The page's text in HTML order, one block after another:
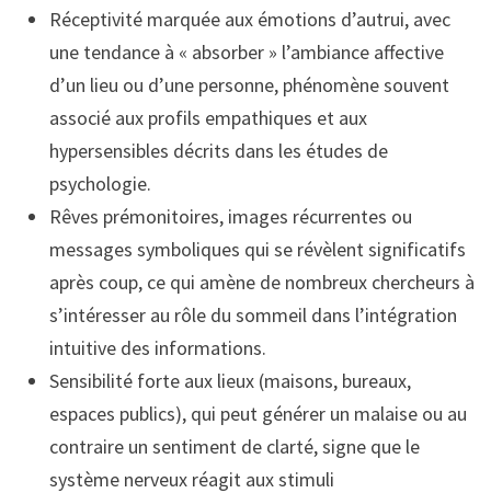
Réceptivité marquée aux émotions d’autrui, avec
une tendance à « absorber » l’ambiance affective
d’un lieu ou d’une personne, phénomène souvent
associé aux profils empathiques et aux
hypersensibles décrits dans les études de
psychologie.
Rêves prémonitoires, images récurrentes ou
messages symboliques qui se révèlent significatifs
après coup, ce qui amène de nombreux chercheurs à
s’intéresser au rôle du sommeil dans l’intégration
intuitive des informations.
Sensibilité forte aux lieux (maisons, bureaux,
espaces publics), qui peut générer un malaise ou au
contraire un sentiment de clarté, signe que le
système nerveux réagit aux stimuli